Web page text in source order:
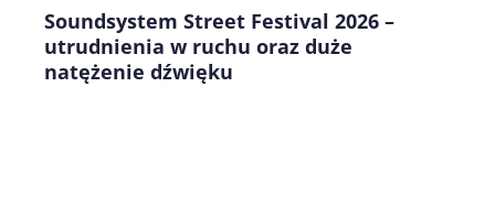
Soundsystem Street Festival 2026 –
utrudnienia w ruchu oraz duże
natężenie dźwięku